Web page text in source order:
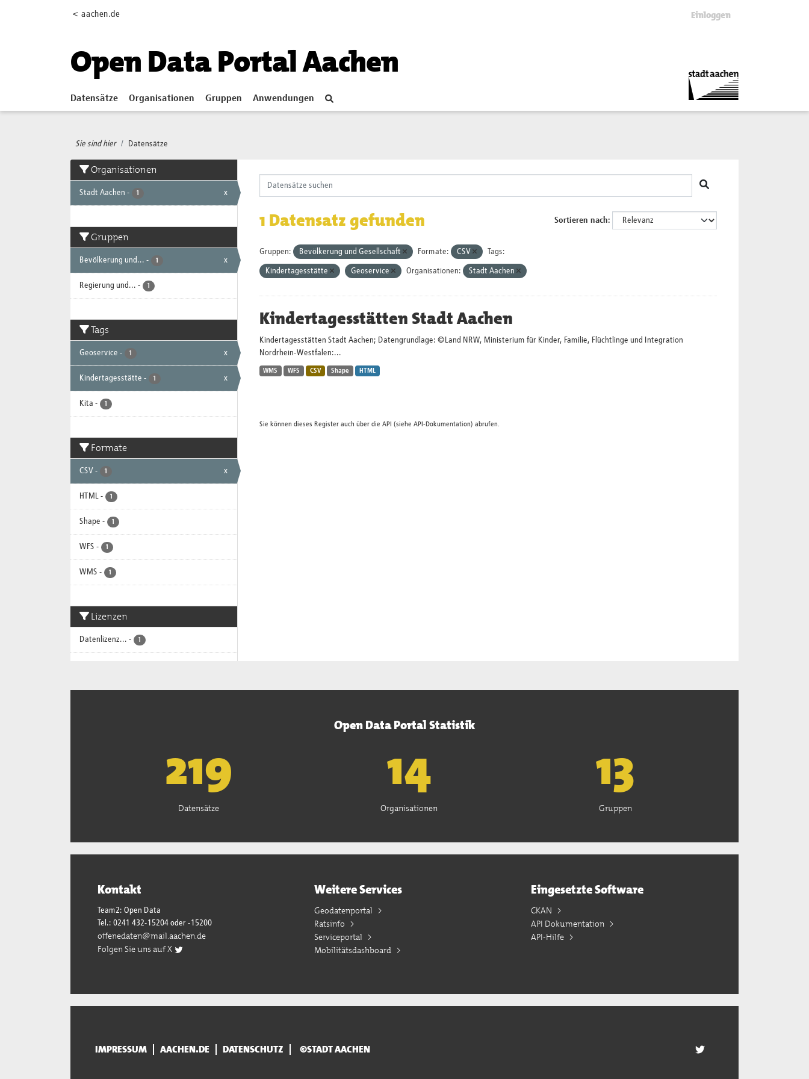
< aachen.de Einloggen
Open Data Portal Aachen
Datensätze Organisationen Gruppen Anwendungen
Sie sind hier Datensätze
Organisationen
Stadt Aachen - 1 x
Gruppen
Bevölkerung und... - 1 x
Regierung und... - 1
Tags
Geoservice - 1 x
Kindertagesstätte - 1 x
Kita - 1
Formate
CSV - 1 x
HTML - 1
Shape - 1
WFS - 1
WMS - 1
Lizenzen
Datenlizenz... - 1
Sortieren nach
1 Datensatz gefunden
Gruppen: Bevölkerung und Gesellschaft Formate: CSV Tags:
Kindertagesstätte Geoservice Organisationen: Stadt Aachen
Kindertagesstätten Stadt Aachen
Kindertagesstätten Stadt Aachen; Datengrundlage: ©Land NRW, Ministerium für Kinder, Familie, Flüchtlinge und Integration
Nordrhein-Westfalen:...
WMS WFS CSV Shape HTML
Sie können dieses Register auch über die API (siehe API-Dokumentation) abrufen.
Open Data Portal Statistik
222
Datensätze
15
Organisationen
13
Gruppen
Kontakt
Team2: Open Data
Tel.: 0241 432-15204 oder -15200
offenedaten@mail.aachen.de
Folgen Sie uns auf X
Weitere Services
Geodatenportal
Ratsinfo
Serviceportal
Mobilitätsdashboard
Eingesetzte Software
CKAN
API Dokumentation
API-Hilfe
IMPRESSUM AACHEN.DE DATENSCHUTZ ©STADT AACHEN